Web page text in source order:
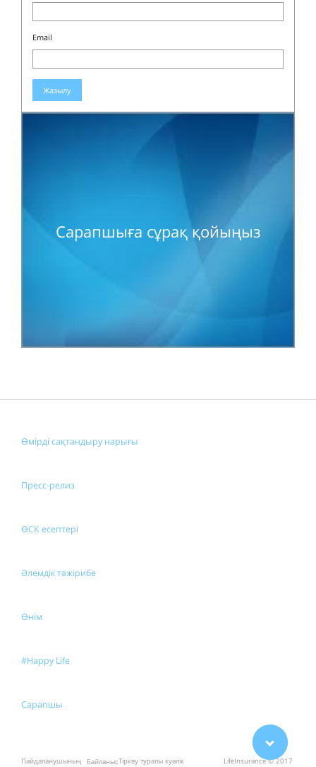
Email
Жазылу
Сарапшыға сұрақ қойыңыз
Өмірді сақтандыру нарығы
Пресс-релиз
ӨСК есептері
Әлемдік тәжірибе
Өнім
#Happy Life
Сарапшы
Пайдаланушының
БайланысТіркеу туралы куәлік
LifeInsurance © 2017